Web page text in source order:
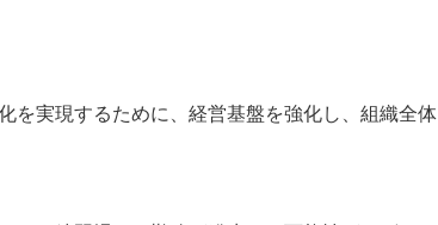
を実現するために、経営基盤を強化し、組織全体